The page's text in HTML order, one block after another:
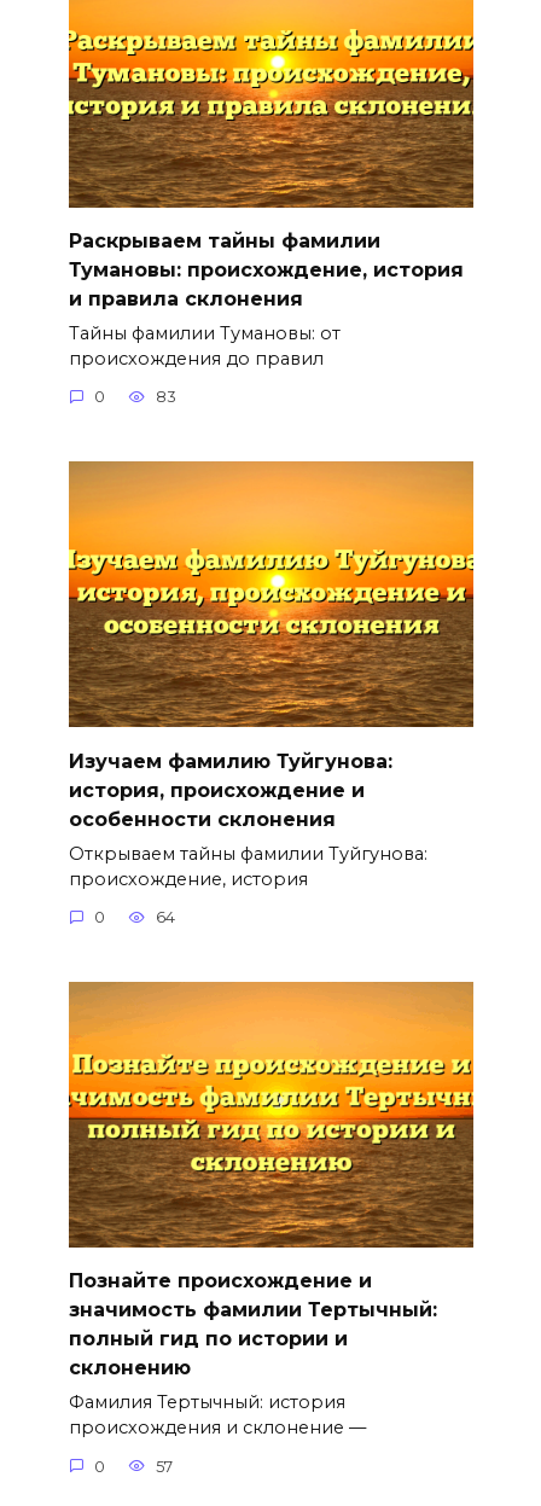
Раскрываем тайны фамилии
Тумановы: происхождение, история
и правила склонения
Тайны фамилии Тумановы: от
происхождения до правил
0 83
Изучаем фамилию Туйгунова:
история, происхождение и
особенности склонения
Открываем тайны фамилии Туйгунова:
происхождение, история
0 64
Познайте происхождение и
значимость фамилии Тертычный:
полный гид по истории и
склонению
Фамилия Тертычный: история
происхождения и склонение —
0 57